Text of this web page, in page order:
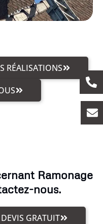
RÉALISATIONS
Ramonage
nous.
DEVIS GRATUIT